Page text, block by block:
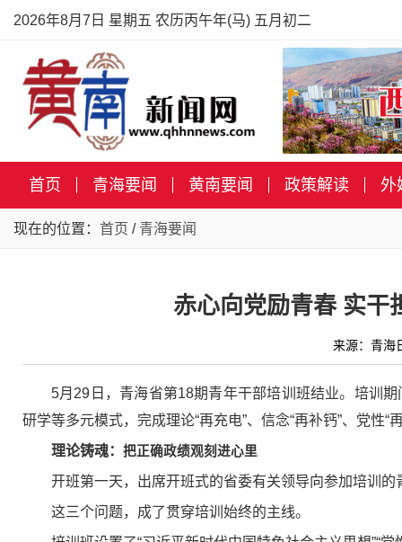
2026年8月7日 星期五 农历丙午年(马) 五月初二
首页 青海要闻 黄南要闻 政策解读 外
现在的位置： 首页 / 青海要闻
赤心向党励青春 实
来源：青
5月29日，青海省第18期青年干部培训班结业。培训
研学等多元模式，完成理论“再充电”、信念“再补钙”、党性
理论铸魂： 把正确政绩观刻进心里
开班第一天，出席开班式的省委有关领导向参加培训
这三个问题，成了贯穿培训始终的主线。